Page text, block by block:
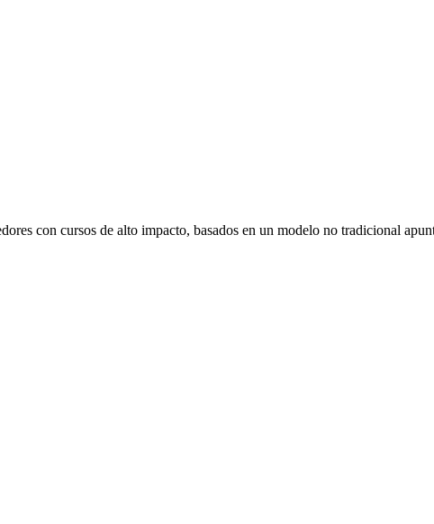
con cursos de alto impacto, basados en un modelo no tradicional